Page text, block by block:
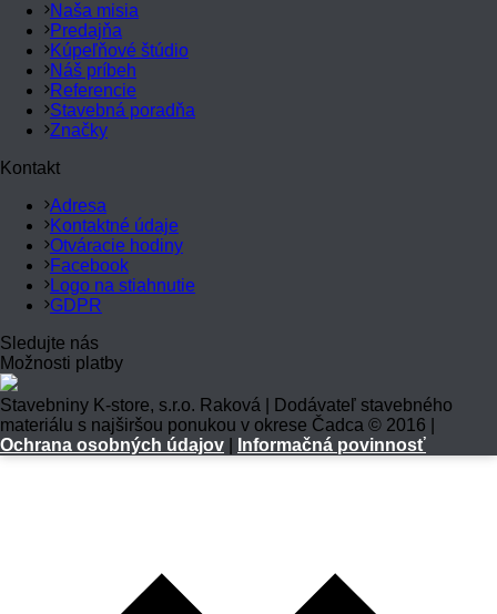
Naša misia
Predajňa
Kúpeľňové štúdio
Náš príbeh
Referencie
Stavebná poradňa
Značky
Kontakt
Adresa
Kontaktné údaje
Otváracie hodiny
Facebook
Logo na stiahnutie
GDPR
Sledujte nás
Možnosti platby
Stavebniny K-store, s.r.o. Raková | Dodávateľ stavebného
materiálu s najširšou ponukou v okrese Čadca © 2016 |
Ochrana osobných údajov
Informačná povinnosť